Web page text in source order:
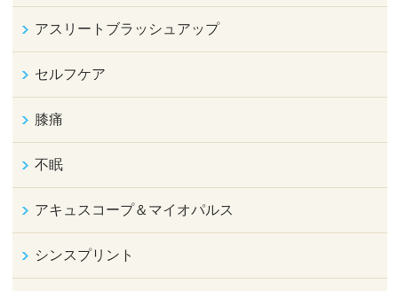
アスリートブラッシュアップ
セルフケア
膝痛
不眠
アキュスコープ＆マイオパルス
シンスプリント